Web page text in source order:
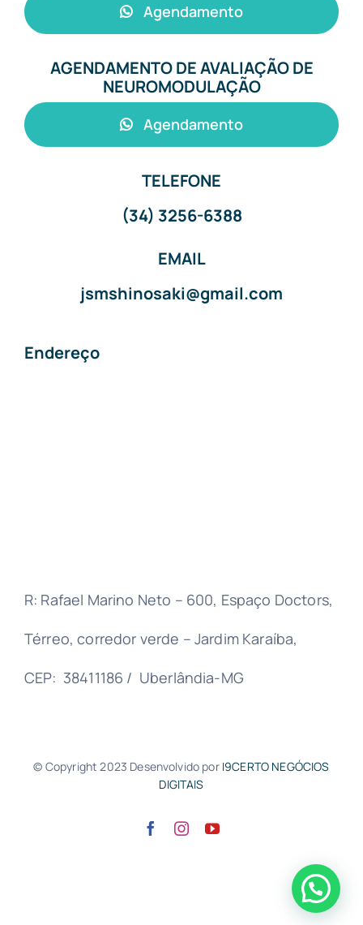
Agendamento
AGENDAMENTO DE AVALIAÇÃO DE
NEUROMODULAÇÃO
Agendamento
TELEFONE
(34) 3256-6388
EMAIL
jsmshinosaki@gmail.com
Endereço
R: Rafael Marino Neto – 600, Espaço Doctors,
Térreo, corredor verde – Jardim Karaíba,
CEP: 38411186 / Uberlândia-MG
© Copyright 2023 Desenvolvido por I9CERTO NEGÓCIOS
DIGITAIS